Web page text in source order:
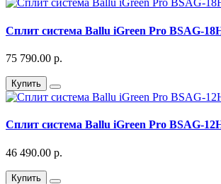
Сплит система Ballu iGreen Pro BSAG-
75 790.00 р.
Купить
Сплит система Ballu iGreen Pro BSAG-
46 490.00 р.
Купить